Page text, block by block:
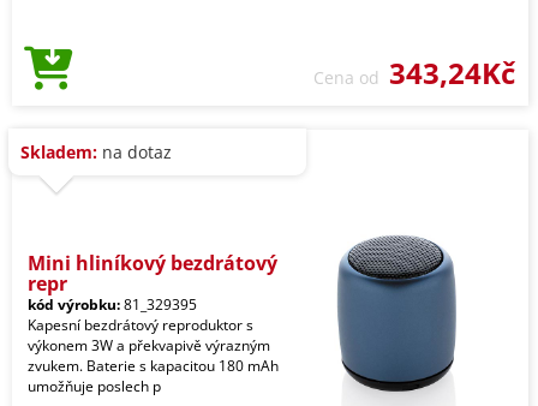
Cena od 343,24Kč
Skladem: na dotaz
Mini hliníkový bezdrátový
repr
kód výrobku:81_329395
Kapesní bezdrátový reproduktor s
výkonem 3W a překvapivě výrazným
zvukem. Baterie s kapacitou 180 mAh
umožňuje poslech p